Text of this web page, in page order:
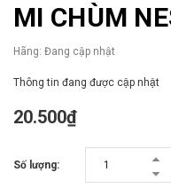
MI CHÙM
Hãng: Đang cập nhật
Thông tin đang được cập nhật
20.500₫
Số lượng: